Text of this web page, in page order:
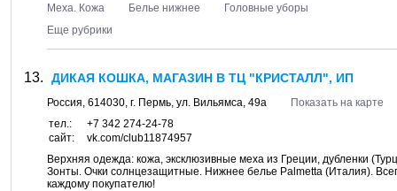
Меха. Кожа
Белье нижнее
Головные уборы
Еще рубрики
ДИКАЯ КОШКА, МАГАЗИН В ТЦ "КРИСТАЛЛ", ИП
Россия, 614030, г. Пермь, ул. Вильямса, 49а
Показать на карте
тел.:
+7 342 274-24-78
сайт:
vk.com/club11874957
Верхняя одежда: кожа, эксклюзивные меха из Греции, дубленки
Зонты. Очки солнцезащитные. Нижнее белье Palmetta (Италия).
каждому покупателю!